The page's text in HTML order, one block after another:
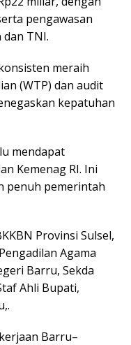
pengawasan
TNI.
meraih
(WTP) dan audit
kepatuhan
mendapat
Kemenag RI. Ini
penuh pemerintah
Provinsi Sulsel,
Agama
Barru, Sekda
Ahli Bupati,
Barru–